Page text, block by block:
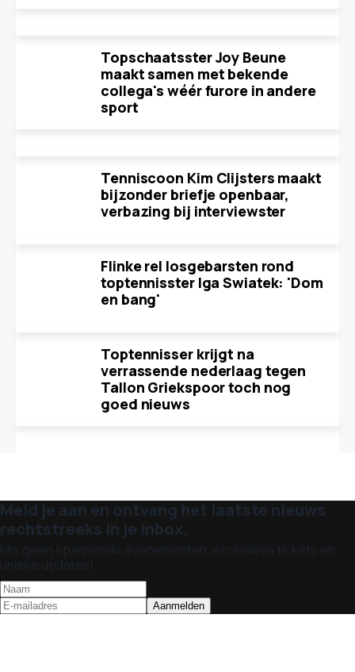
Topschaatsster Joy Beune
maakt samen met bekende
collega's wéér furore in andere
sport
Tenniscoon Kim Clijsters maakt
bijzonder briefje openbaar,
verbazing bij interviewster
Flinke rel losgebarsten rond
toptennisster Iga Swiatek: 'Dom
en bang'
Toptennisser krijgt na
verrassende nederlaag tegen
Tallon Griekspoor toch nog
goed nieuws
Meld je aan en ontvang het laatste nieuws
rechtstreeks in je inbox.
Mis geen spannende evenementen, exclusieve tickets en
unieke updates!